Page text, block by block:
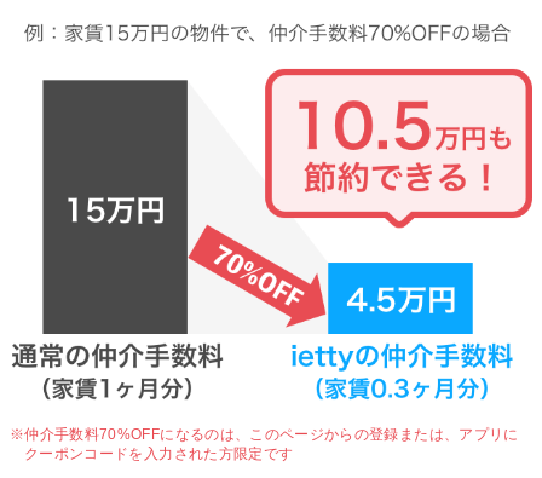
※仲介手数料70%OFFになるのは、 このページからの登録または、アプリに
クーポンコードを入力された方限定です